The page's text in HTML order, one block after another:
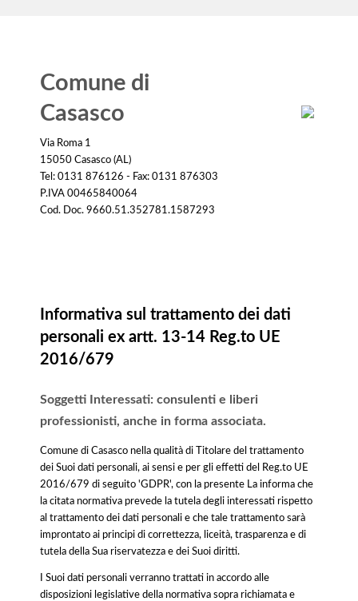
Comune di
Casasco
Via Roma 1
15050 Casasco (AL)
Tel: 0131 876126 - Fax: 0131 876303
P.IVA 00465840064
Cod. Doc. 9660.51.352781.1587293
Informativa sul trattamento dei dati
personali ex artt. 13-14 Reg.to UE
2016/679
Soggetti Interessati: consulenti e liberi
professionisti, anche in forma associata.
Comune di Casasco nella qualità di Titolare del trattamento
dei Suoi dati personali, ai sensi e per gli effetti del Reg.to UE
2016/679 di seguito 'GDPR', con la presente La informa che
la citata normativa prevede la tutela degli interessati rispetto
al trattamento dei dati personali e che tale trattamento sarà
improntato ai principi di correttezza, liceità, trasparenza e di
tutela della Sua riservatezza e dei Suoi diritti.
I Suoi dati personali verranno trattati in accordo alle
disposizioni legislative della normativa sopra richiamata e